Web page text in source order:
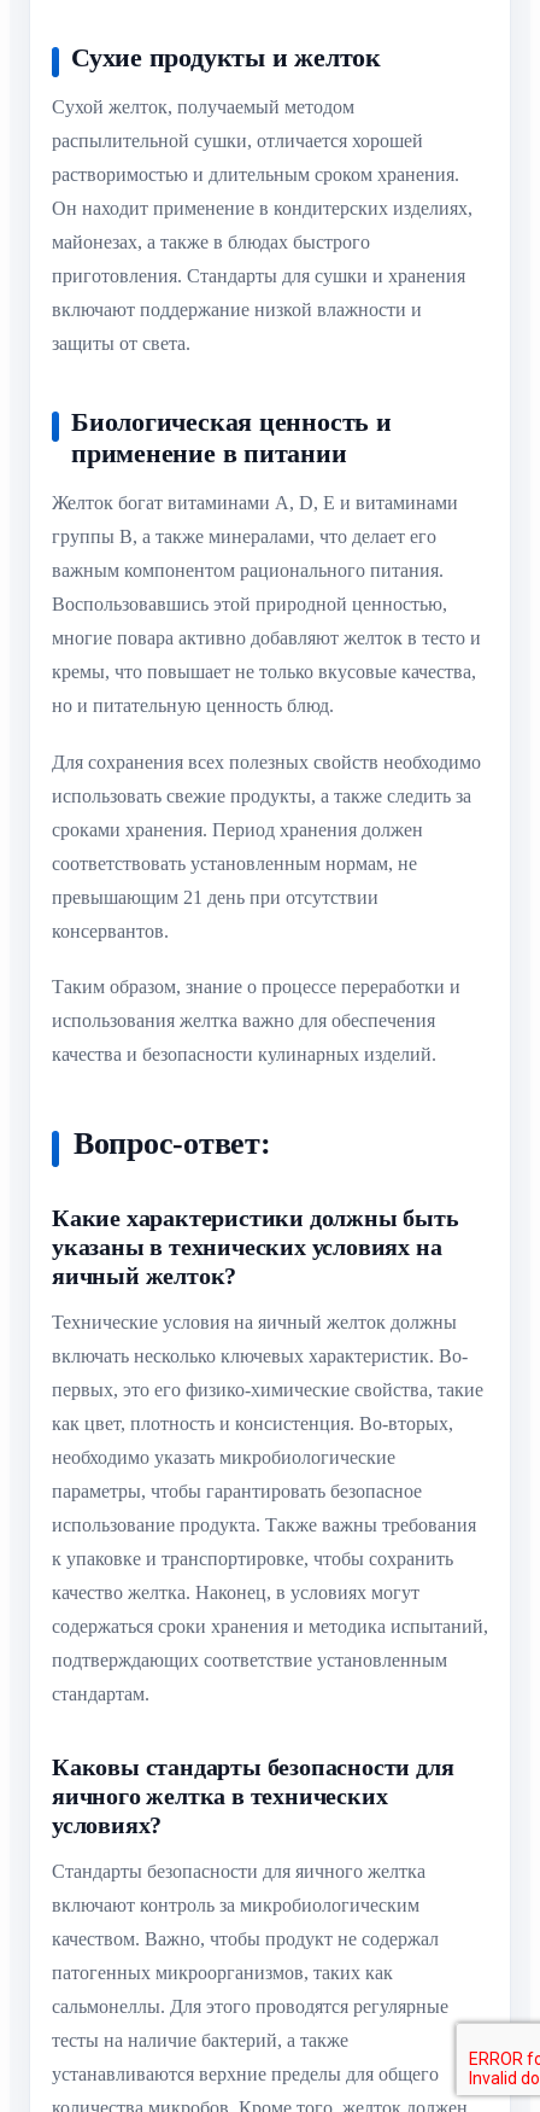
Сухие продукты и желток
Сухой желток, получаемый методом
распылительной сушки, отличается хорошей
растворимостью и длительным сроком хранения.
Он находит применение в кондитерских изделиях,
майонезах, а также в блюдах быстрого
приготовления. Стандарты для сушки и хранения
включают поддержание низкой влажности и
защиты от света.
Биологическая ценность и
применение в питании
Желток богат витаминами A, D, E и витаминами
группы B, а также минералами, что делает его
важным компонентом рационального питания.
Воспользовавшись этой природной ценностью,
многие повара активно добавляют желток в тесто и
кремы, что повышает не только вкусовые качества,
но и питательную ценность блюд.
Для сохранения всех полезных свойств необходимо
использовать свежие продукты, а также следить за
сроками хранения. Период хранения должен
соответствовать установленным нормам, не
превышающим 21 день при отсутствии
консервантов.
Таким образом, знание о процессе переработки и
использования желтка важно для обеспечения
качества и безопасности кулинарных изделий.
Вопрос-ответ:
Какие характеристики должны быть
указаны в технических условиях на
яичный желток?
Технические условия на яичный желток должны
включать несколько ключевых характеристик. Во-
первых, это его физико-химические свойства, такие
как цвет, плотность и консистенция. Во-вторых,
необходимо указать микробиологические
параметры, чтобы гарантировать безопасное
использование продукта. Также важны требования
к упаковке и транспортировке, чтобы сохранить
качество желтка. Наконец, в условиях могут
содержаться сроки хранения и методика испытаний,
подтверждающих соответствие установленным
стандартам.
Каковы стандарты безопасности для
яичного желтка в технических
условиях?
Стандарты безопасности для яичного желтка
включают контроль за микробиологическим
качеством. Важно, чтобы продукт не содержал
патогенных микроорганизмов, таких как
сальмонеллы. Для этого проводятся регулярные
тесты на наличие бактерий, а также
устанавливаются верхние пределы для общего